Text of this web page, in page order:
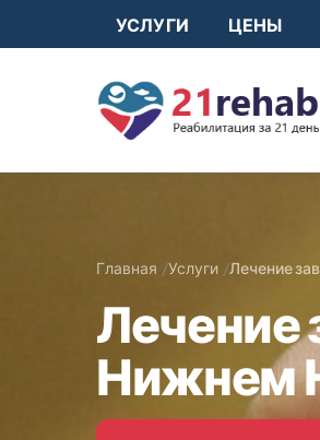
УСЛУГИ ЦЕНЫ
Главная Услуги Лечение
Лечение
Нижнем